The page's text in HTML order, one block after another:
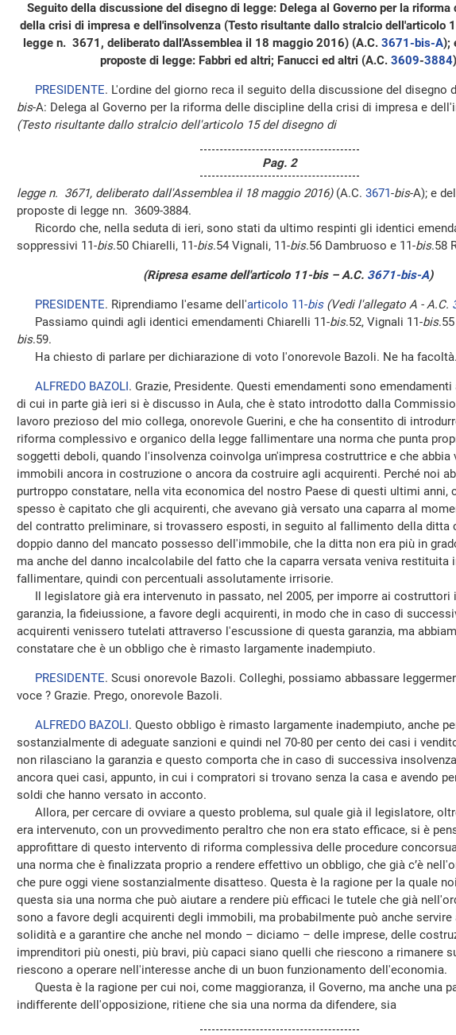
Seguito della discussione del disegno di legge: Delega al Governo per la riforma
della crisi di impresa e dell'insolvenza (Testo risultante dallo stralcio dell'articolo
legge n. 3671, deliberato dall'Assemblea il 18 maggio 2016) (A.C. 3671-bis-A);
proposte di legge: Fabbri ed altri; Fanucci ed altri (A.C. 3609-3884
PRESIDENTE. L'ordine del giorno reca il seguito della discussione del disegno
bis-A: Delega al Governo per la riforma delle discipline della crisi di impresa e
(Testo risultante dallo stralcio dell'articolo 15 del disegno di
Pag. 2
legge n. 3671, deliberato dall'Assemblea il 18 maggio 2016)(A.C. 3671-bis-A); e
proposte di legge nn. 3609-3884.
Ricordo che, nella seduta di ieri, sono stati da ultimo respinti gli identici
soppressivi 11-bis.50 Chiarelli, 11-bis.54 Vignali, 11-bis.56 Dambruoso e 11-bis.58
(Ripresa esame dell'articolo 11-bis – A.C. 3671-bis-A)
PRESIDENTE. Riprendiamo l'esame dell'articolo 11-bis (Vedi l'allegato A - A.C.
Passiamo quindi agli identici emendamenti Chiarelli 11-bis.52, Vignali 11-bis
bis.59.
Ha chiesto di parlare per dichiarazione di voto l'onorevole Bazoli. Ne ha facoltà.
ALFREDO BAZOLI. Grazie, Presidente. Questi emendamenti sono
di cui in parte già ieri si è discusso in Aula, che è stato introdotto dalla
lavoro prezioso del mio collega, onorevole Guerini, e che ha consentito di
riforma complessivo e organico della legge fallimentare una norma che punta
soggetti deboli, quando l'insolvenza coinvolga un'impresa costruttrice e che abbia
immobili ancora in costruzione o ancora da costruire agli acquirenti. Perché noi
purtroppo constatare, nella vita economica del nostro Paese di questi ultimi anni,
spesso è capitato che gli acquirenti, che avevano già versato una caparra al
del contratto preliminare, si trovassero esposti, in seguito al fallimento della ditta
doppio danno del mancato possesso dell'immobile, che la ditta non era più in
ma anche del danno incalcolabile del fatto che la caparra versata veniva restituita
fallimentare, quindi con percentuali assolutamente irrisorie.
Il legislatore già era intervenuto in passato, nel 2005, per imporre ai costruttori
garanzia, la fideiussione, a favore degli acquirenti, in modo che in caso di
acquirenti venissero tutelati attraverso l'escussione di questa garanzia, ma
constatare che è un obbligo che è rimasto largamente inadempiuto.
PRESIDENTE. Scusi onorevole Bazoli. Colleghi, possiamo abbassare
voce ? Grazie. Prego, onorevole Bazoli.
ALFREDO BAZOLI. Questo obbligo è rimasto largamente inadempiuto, anche
sostanzialmente di adeguate sanzioni e quindi nel 70-80 per cento dei casi i
non rilasciano la garanzia e questo comporta che in caso di successiva
ancora quei casi, appunto, in cui i compratori si trovano senza la casa e avendo
soldi che hanno versato in acconto.
Allora, per cercare di ovviare a questo problema, sul quale già il legislatore,
era intervenuto, con un provvedimento peraltro che non era stato efficace, si è
approfittare di questo intervento di riforma complessiva delle procedure
una norma che è finalizzata proprio a rendere effettivo un obbligo, che già c’è
che pure oggi viene sostanzialmente disatteso. Questa è la ragione per la quale
questa sia una norma che può aiutare a rendere più efficaci le tutele che già
sono a favore degli acquirenti degli immobili, ma probabilmente può anche servire
solidità e a garantire che anche nel mondo – diciamo – delle imprese, delle
imprenditori più onesti, più bravi, più capaci siano quelli che riescono a rimanere
riescono a operare nell'interesse anche di un buon funzionamento dell'economia.
Questa è la ragione per cui noi, come maggioranza, il Governo, ma anche una
indifferente dell'opposizione, ritiene che sia una norma da difendere, sia